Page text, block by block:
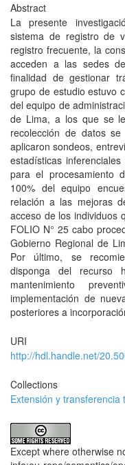
Abstract
La presente
sistema de registro de
registro frecuente, la
acceden a las sedes
finalidad de gestionar
grupo de estudio estuvo
del equipo de
de Lima, a los que se
recolección de datos
aplicaron sondeos,
estadísticas
para el procesamiento
100% del equipo
relación a las mejoras
acceso de los individuos
FOLIO N° 25 cabo
Gobierno Regional de
Por último, se
disponga del recurso
mantenimiento
implementación de
posteriores a
URI
http://hdl.handle.net/
Collections
Extensión y transferencia
Except where otherwise